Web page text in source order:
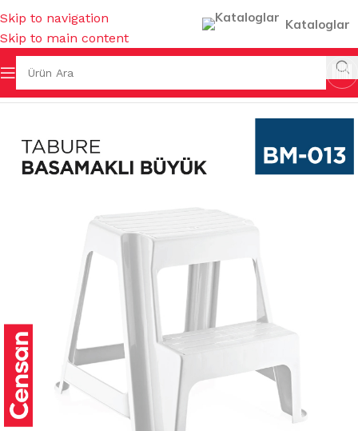
Skip to navigation
Skip to main content
Kataloglar
Ana Sayfa